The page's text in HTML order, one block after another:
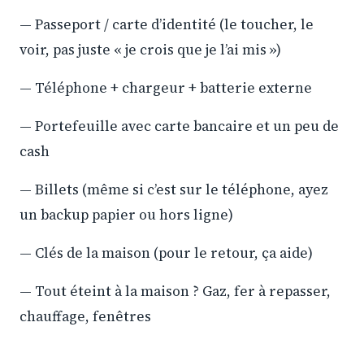
— Passeport / carte d’identité (le toucher, le
voir, pas juste « je crois que je l’ai mis »)
— Téléphone + chargeur + batterie externe
— Portefeuille avec carte bancaire et un peu de
cash
— Billets (même si c’est sur le téléphone, ayez
un backup papier ou hors ligne)
— Clés de la maison (pour le retour, ça aide)
— Tout éteint à la maison ? Gaz, fer à repasser,
chauffage, fenêtres